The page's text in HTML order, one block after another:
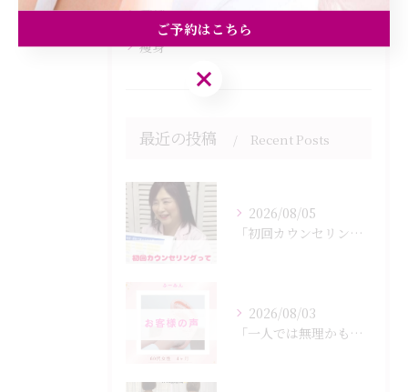
食欲
痩身
最近の投稿 Recent Posts
2026/08/05
「初回カウンセリングでは何をするの？」
2026/08/03
「一人では無理かも…」
ご予約はこちら
ご予約はこちら